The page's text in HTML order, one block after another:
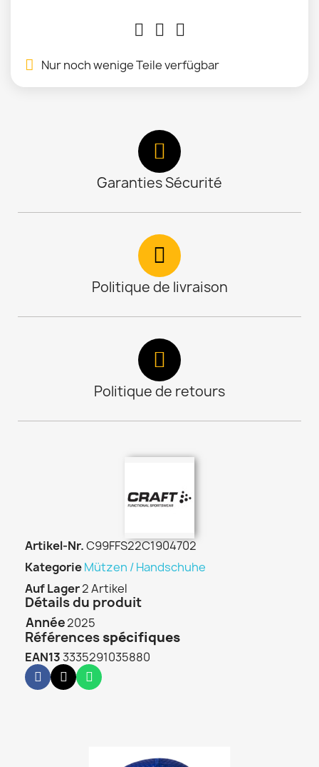
Nur noch wenige Teile verfügbar
Garanties Sécurité
Politique de livraison
Politique de retours
Artikel-Nr.C99FFS22C1904702
KategorieMützen / Handschuhe
Auf Lager2 Artikel
Détails du produit
Année2025
Références spécifiques
EAN133335291035880